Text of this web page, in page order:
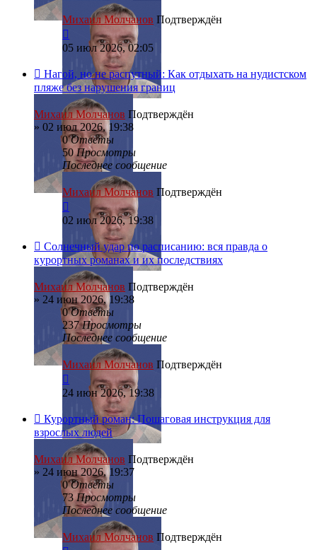
Михаил Молчанов Подтверждён
05 июл 2026, 02:05
Нагой, но не распутный: Как отдыхать на нудистском
пляже без нарушения границ
Михаил Молчанов Подтверждён
» 02 июл 2026, 19:38
0Ответы
50Просмотры
Последнее сообщение
Михаил Молчанов Подтверждён
02 июл 2026, 19:38
Солнечный удар по расписанию: вся правда о
курортных романах и их последствиях
Михаил Молчанов Подтверждён
» 24 июн 2026, 19:38
0Ответы
237Просмотры
Последнее сообщение
Михаил Молчанов Подтверждён
24 июн 2026, 19:38
Курортный роман: Пошаговая инструкция для
взрослых людей
Михаил Молчанов Подтверждён
» 24 июн 2026, 19:37
0Ответы
73Просмотры
Последнее сообщение
Михаил Молчанов Подтверждён